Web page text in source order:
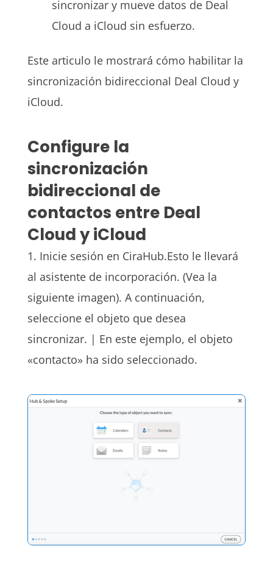
sincronizar y mueve datos de Deal
Cloud a iCloud sin esfuerzo.
Este articulo le mostrará cómo habilitar la
sincronización bidireccional Deal Cloud y
iCloud.
Configure la
sincronización
bidireccional de
contactos entre Deal
Cloud yiCloud
1. Inicie sesión en CiraHub.Esto le llevará
al asistente de incorporación. (Vea la
siguiente imagen). A continuación,
seleccione el objeto que desea
sincronizar. | En este ejemplo, el objeto
«contacto» ha sido seleccionado.